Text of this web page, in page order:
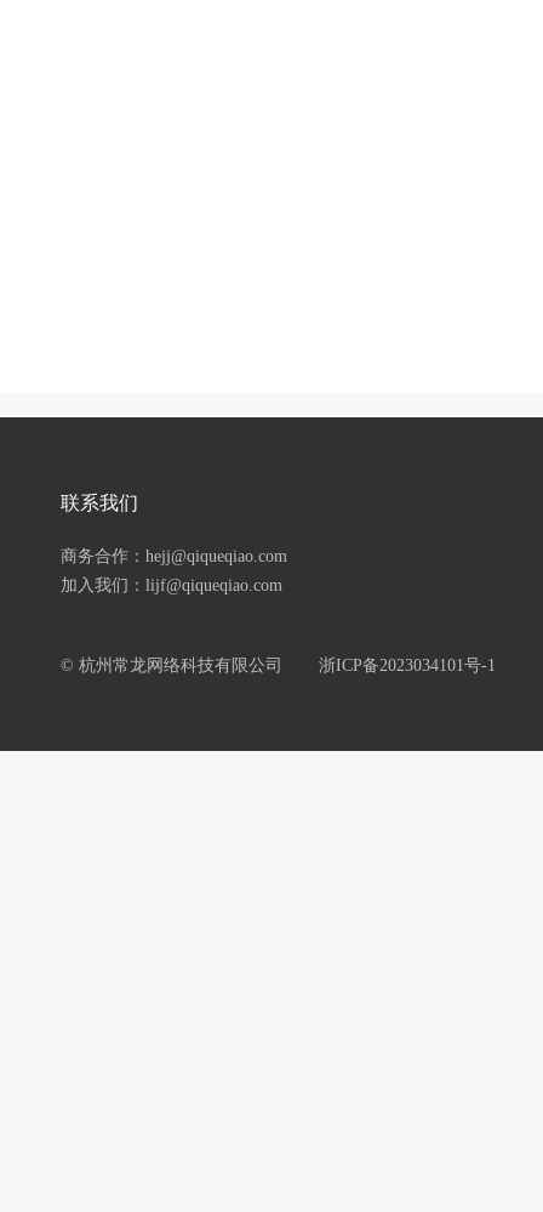
联系我们
商务合作：hejj@qiqueqiao.com
加入我们：lijf@qiqueqiao.com
© 杭州常龙网络科技有限公司 浙ICP备2023034101号-1